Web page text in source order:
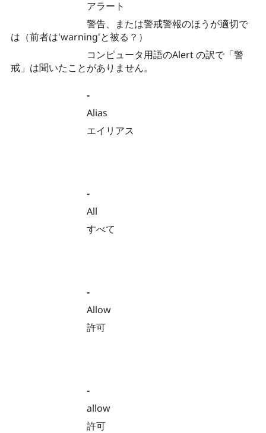
アラート
警告、または警戒警報のほうが適切で
は（前者は'warning'と被る？）
コンピュータ用語のAlert の訳で「警
戒」は聞いたことがありません。
-
Alias
エイリアス
-
All
すべて
-
Allow
許可
-
allow
許可